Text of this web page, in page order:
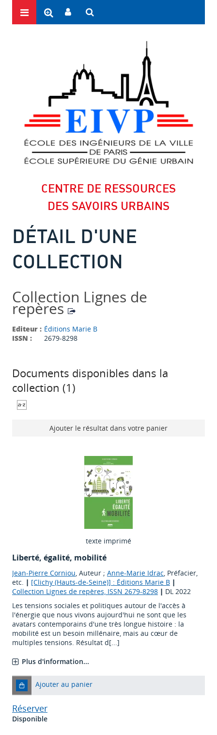
CENTRE DE RESSOURCES
DES SAVOIRS URBAINS
DÉTAIL D'UNE
COLLECTION
Collection Lignes de
repères
Editeur : Éditions Marie B
ISSN :
2679-8298
Documents disponibles dans la
collection (1 )
Ajouter le résultat dans votre panier
texte imprimé
Liberté, égalité, mobilité
Jean-Pierre Corniou, Auteur ; Anne-Marie Idrac, Préfacier,
etc. | [Clichy (Hauts-de-Seine)] : Éditions Marie B |
Collection Lignes de repères, ISSN 2679-8298 | DL 2022
Les tensions sociales et politiques autour de l'accès à
l'énergie que nous vivons aujourd'hui ne sont que les
avatars contemporains d'une très longue histoire : la
mobilité est un besoin millénaire, mais au cœur de
multiples tensions. Résultat d[...]
Plus d'information...
Ajouter au panier
Réserver
Disponible